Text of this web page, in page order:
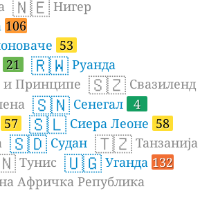
🇳🇪 Нигер
106
53
21 🇷🇼 Руанда
и Принципе 🇸🇿 Свазиленд
🇸🇳 Сенегал 4
57 🇸🇱 Сиера Леоне 58
🇸🇩 Судан 🇹🇿 Танзанија
Тунис 🇺🇬 Уганда 132
Афричка Република